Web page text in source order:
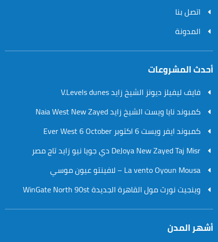
اتصل بنا
المدونة
أحدث المشروعات
فايف ليفيلز ديونز الشيخ زايد V.Levels dunes
كمبوند نايا ويست الشيخ زايد Naia West New Zayed
كمبوند ايفر ويست 6 اكتوبر Ever West 6 October
DeJoya New Zayed Taj Misr دي جويا نيو زايد تاج مصر
La vento Oyoun Mousa – لافينتو عيون موسي
وينجيت نورث مول القاهرة الجديدة WinGate North 90st
أشهر المدن